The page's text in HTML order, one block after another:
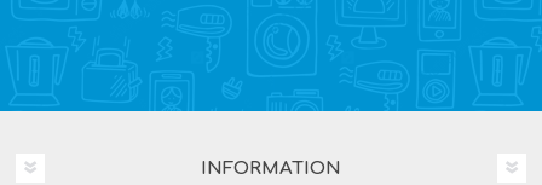
INFORMATION